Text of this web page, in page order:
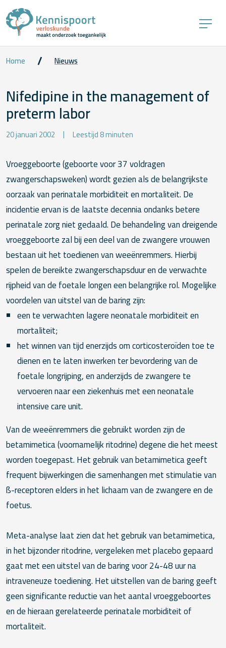
Home Nieuws
Nifedipine in the management of
preterm labor
20 januari 2002 Leestijd 8 minuten
Vroeggeboorte (geboorte voor 37 voldragen
zwangerschapsweken) wordt gezien als de belangrijkste
oorzaak van perinatale morbiditeit en mortaliteit. De
incidentie ervan is de laatste decennia ondanks betere
perinatale zorg niet gedaald. De behandeling van dreigende
vroeggeboorte zal bij een deel van de zwangere vrouwen
bestaan uit het toedienen van weeënremmers. Hierbij
spelen de bereikte zwangerschapsduur en de verwachte
rijpheid van de foetale longen een belangrijke rol. Mogelijke
voordelen van uitstel van de baring zijn:
een te verwachten lagere neonatale morbiditeit en
mortaliteit;
het winnen van tijd enerzijds om corticosteroïden toe te
dienen en te laten inwerken ter bevordering van de
foetale longrijping, en anderzijds de zwangere te
vervoeren naar een ziekenhuis met een neonatale
intensive care unit.
Van de weeënremmers die gebruikt worden zijn de
betamimetica (voornamelijk ritodrine) degene die het meest
worden toegepast. Het gebruik van betamimetica geeft
frequent bijwerkingen die samenhangen met stimulatie van
ß-receptoren elders in het lichaam van de zwangere en de
foetus.
Meta-analyse laat zien dat het gebruik van betamimetica,
in het bijzonder ritodrine, vergeleken met placebo gepaard
gaat met een uitstel van de baring voor 24-48 uur na
intraveneuze toediening. Het uitstellen van de baring geeft
geen significante reductie van het aantal vroeggeboortes
en de hieraan gerelateerde perinatale morbiditeit of
mortaliteit.